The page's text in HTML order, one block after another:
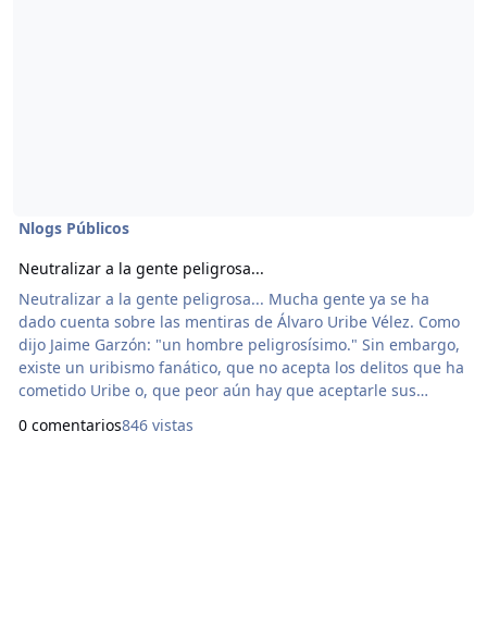
Nlogs Públicos
Neutralizar a la gente peligrosa...
Neutralizar a la gente peligrosa... Mucha gente ya se ha
dado cuenta sobre las mentiras de Álvaro Uribe Vélez. Como
dijo Jaime Garzón: "un hombre peligrosísimo." Sin embargo,
existe un uribismo fanático, que no acepta los delitos que ha
cometido Uribe o, que peor aún hay que aceptarle sus
la gente. Dicen que Petro ha llevado al país al desastre, sí,
0 comentarios846 vistas